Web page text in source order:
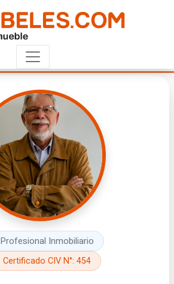
Profesional Inmobiliario
Certificado CIV N°: 454